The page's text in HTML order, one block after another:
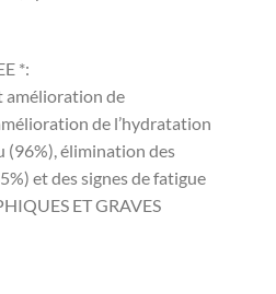
*:
amélioration de
de l’hydratation
(96%), élimination des
et des signes de fatigue
ET GRAVES